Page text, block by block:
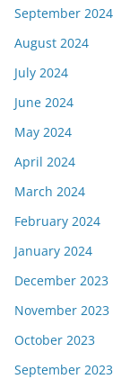
September 2024
August 2024
July 2024
June 2024
May 2024
April 2024
March 2024
February 2024
January 2024
December 2023
November 2023
October 2023
September 2023